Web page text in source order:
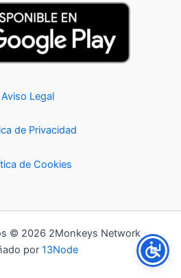
Aviso Legal
de Privacidad
de Cookies
© 2026 2Monkeys Network
por 13Node